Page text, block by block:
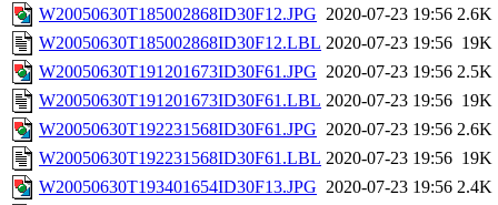
W20050630T185002868ID30F12.JPG 2020-07-23 19:56 2.6K
W20050630T185002868ID30F12.LBL 2020-07-23 19:56 19K
W20050630T191201673ID30F61.JPG 2020-07-23 19:56 2.5K
W20050630T191201673ID30F61.LBL 2020-07-23 19:56 19K
W20050630T192231568ID30F61.JPG 2020-07-23 19:56 2.6K
W20050630T192231568ID30F61.LBL 2020-07-23 19:56 19K
W20050630T193401654ID30F13.JPG 2020-07-23 19:56 2.4K